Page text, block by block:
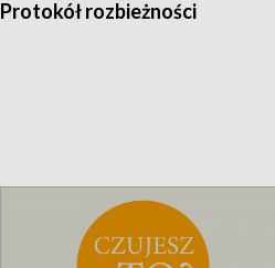
Protokół rozbieżności